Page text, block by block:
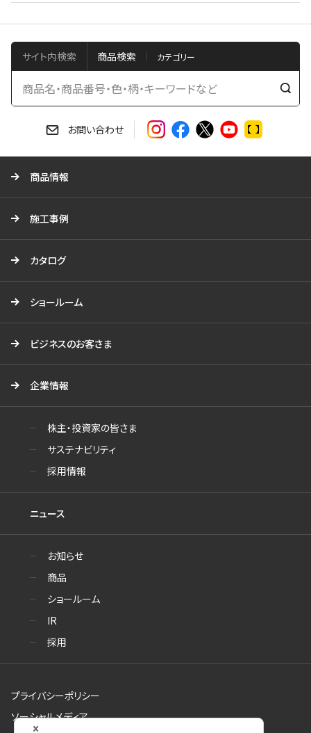
サイト内検索 商品検索
検
お問い合わせ
商品情報
施工事例
カタログ
ショールーム
ビジネスのお客さま
企業情報
株主・投資家の皆さま
サステナビリティ
採用情報
ニュース
お知らせ
商品
ショールーム
IR
採用
プライバシーポリシー
ソーシャルメディア